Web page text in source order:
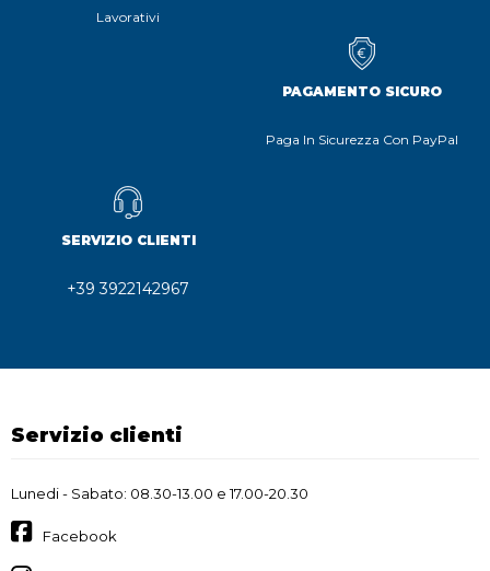
Lavorativi
PAGAMENTO SICURO
Paga In Sicurezza Con PayPal
SERVIZIO CLIENTI
+39 3922142967
Servizio clienti
Lunedi - Sabato: 08.30-13.00 e 17.00-20.30
Facebook